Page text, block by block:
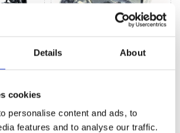
Details About
cookies
personalise content and ads, to
features and to analyse our traffic.
Кліматизація (82)
ДЛЯBMW X5